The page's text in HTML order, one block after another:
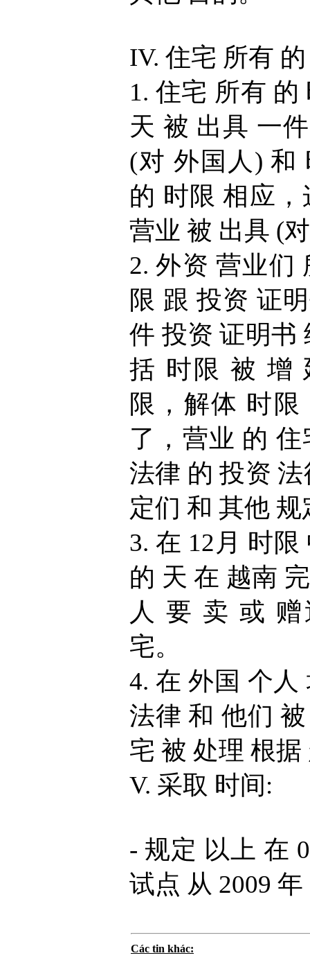
IV. 住宅 所有
1. 住宅 所有 的
天 被 出具 一
(对 外国人) 和
的 时限 相应
营业 被 出具 (
2. 外资 营业们
限 跟 投资 证
件 投资 证明书
括 时限 被 增
限，解体 时
了，营业 的
法律 的 投资
定们 和 其他
3. 在 12月 时
的 天 在 越南
人 要 卖 或
宅。
4. 在 外国 个人
法律 和 他们
宅 被 处理 根
V. 采取 时间:
- 规定 以上 在
试点 从 2009
Các tin khác: